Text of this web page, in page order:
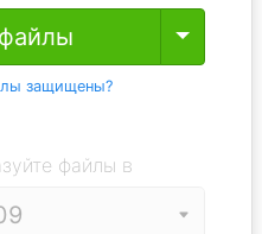
Toggle
защищены?
файлы в